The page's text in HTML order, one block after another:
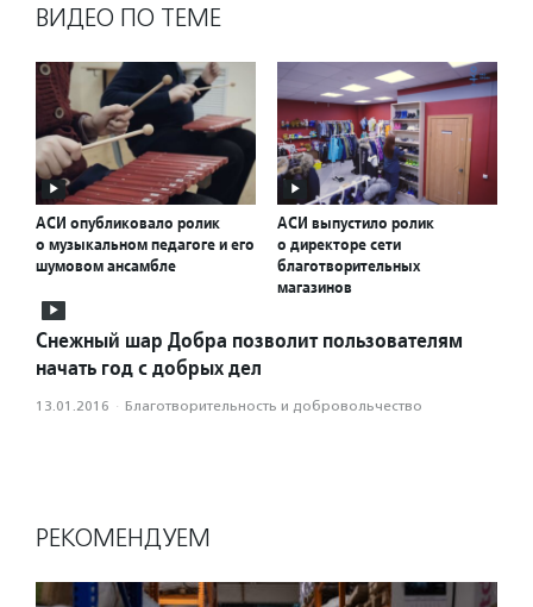
ВИДЕО ПО ТЕМЕ
АСИ опубликовало ролик
о музыкальном педагоге и его
шумовом ансамбле
АСИ выпустило ролик
о директоре сети
благотворительных
магазинов
Снежный шар Добра позволит пользователям
начать год с добрых дел
13.01.2016 · Благотвори­тель­ность и доброволь­чест­во
РЕКОМЕНДУЕМ